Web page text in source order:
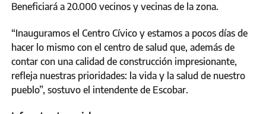
Beneficiará a 20.000 vecinos y vecinas de la zona.
“Inauguramos el Centro Cívico y estamos a pocos días de
hacer lo mismo con el centro de salud que, además de
contar con una calidad de construcción impresionante,
refleja nuestras prioridades: la vida y la salud de nuestro
pueblo”, sostuvo el intendente de Escobar.